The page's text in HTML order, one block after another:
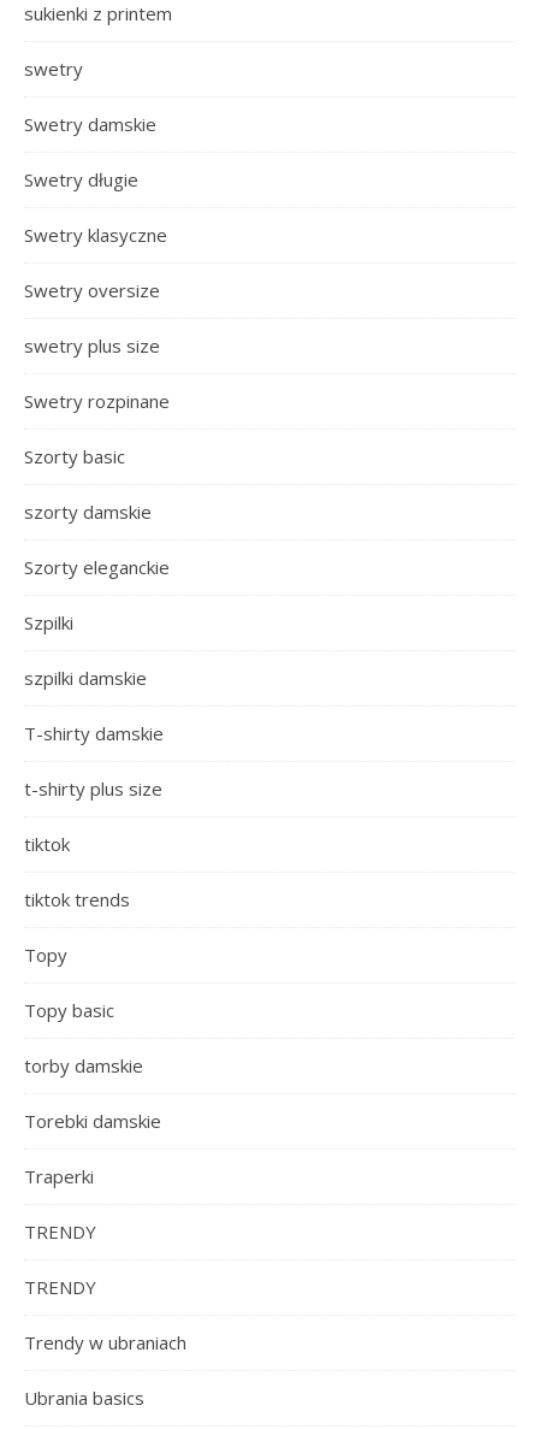
sukienki z printem
swetry
Swetry damskie
Swetry długie
Swetry klasyczne
Swetry oversize
swetry plus size
Swetry rozpinane
Szorty basic
szorty damskie
Szorty eleganckie
Szpilki
szpilki damskie
T-shirty damskie
t-shirty plus size
tiktok
tiktok trends
Topy
Topy basic
torby damskie
Torebki damskie
Traperki
TRENDY
TRENDY
Trendy w ubraniach
Ubrania basics